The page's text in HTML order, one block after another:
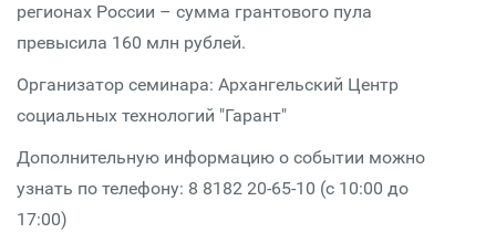
регионах России – сумма грантового пула
превысила 160 млн рублей.
Организатор семинара: Архангельский Центр
социальных технологий "Гарант"
Дополнительную информацию о событии можно
узнать по телефону: 8 8182 20-65-10 (с 10:00 до
17:00)